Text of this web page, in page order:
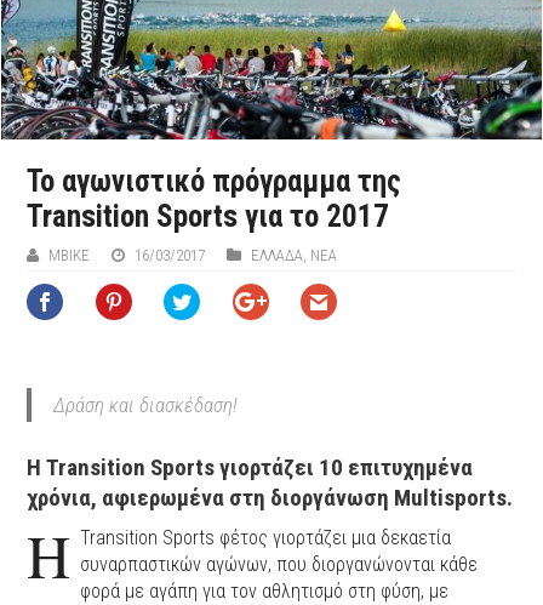
Το αγωνιστικό πρόγραμμα της
Transition Sports για το 2017
ΜΒIKE 16/03/2017 ΕΛΛΑΔΑ, ΝΕΑ
Δράση και διασκέδαση!
Η Transition Sports γιορτάζει 10 επιτυχημένα
χρόνια, αφιερωμένα στη διοργάνωση Multisports.
H Transition Sports φέτος γιορτάζει μια δεκαετία
συναρπαστικών αγώνων, που διοργανώνονται κάθε
φορά με αγάπη για τον αθλητισμό στη φύση, με